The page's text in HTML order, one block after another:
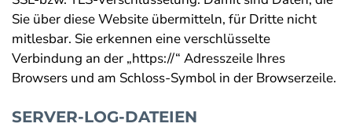
Sie über diese Website übermitteln, für Dritte nicht
mitlesbar. Sie erkennen eine verschlüsselte
Verbindung an der „https://“ Adresszeile Ihres
Browsers und am Schloss-Symbol in der Browserzeile.
SERVER-LOG-DATEIEN